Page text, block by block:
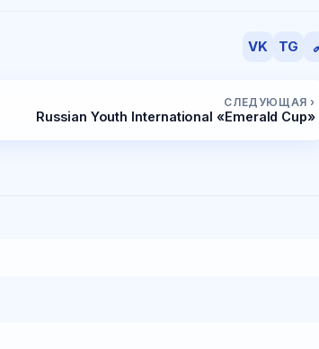
VK TG
СЛЕДУЮЩАЯ ›
Russian Youth International «Emerald Cup»